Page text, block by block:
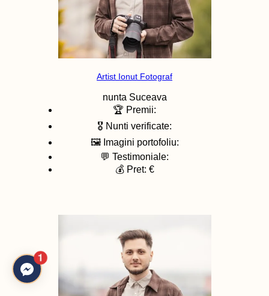
Artist Ionut Fotograf
nunta Suceava
🏆 Premii:
🎖️ Nunti verificate:
🖼️ Imagini portofoliu:
💬 Testimoniale:
💰 Pret: €